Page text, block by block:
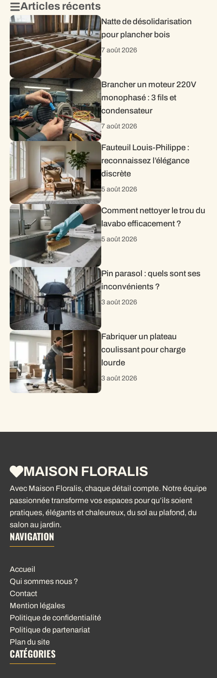
Articles récents
Natte de désolidarisation
pour plancher bois
7 août 2026
Brancher un moteur 220V
monophasé : 3 fils et
condensateur
7 août 2026
Fauteuil Louis-Philippe :
reconnaissez l’élégance
discrète
5 août 2026
Comment nettoyer le trou du
lavabo efficacement ?
5 août 2026
Pin parasol : quels sont ses
inconvénients ?
3 août 2026
Fabriquer un plateau
coulissant pour charge
lourde
3 août 2026
MAISON FLORALIS
Avec Maison Floralis, chaque détail compte. Notre équipe
passionnée transforme vos espaces pour qu’ils soient
pratiques, élégants et chaleureux, du sol au plafond, du
salon au jardin.
NAVIGATION
Accueil
Qui sommes nous ?
Contact
Mention légales
Politique de confidentialité
Politique de partenariat
Plan du site
CATÉGORIES